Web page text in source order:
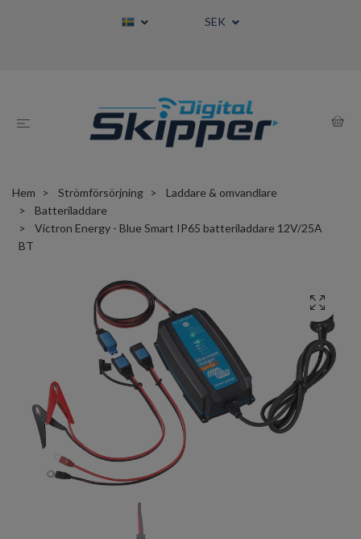
SEK
Hem Strömförsörjning
Laddare & omvandlare
Batteriladdare
Victron Energy - Blue Smart IP65 batteriladdare 12V/25A
BT